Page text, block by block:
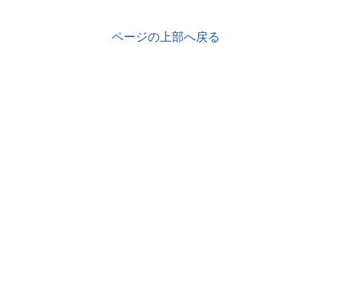
ページの上部へ戻る